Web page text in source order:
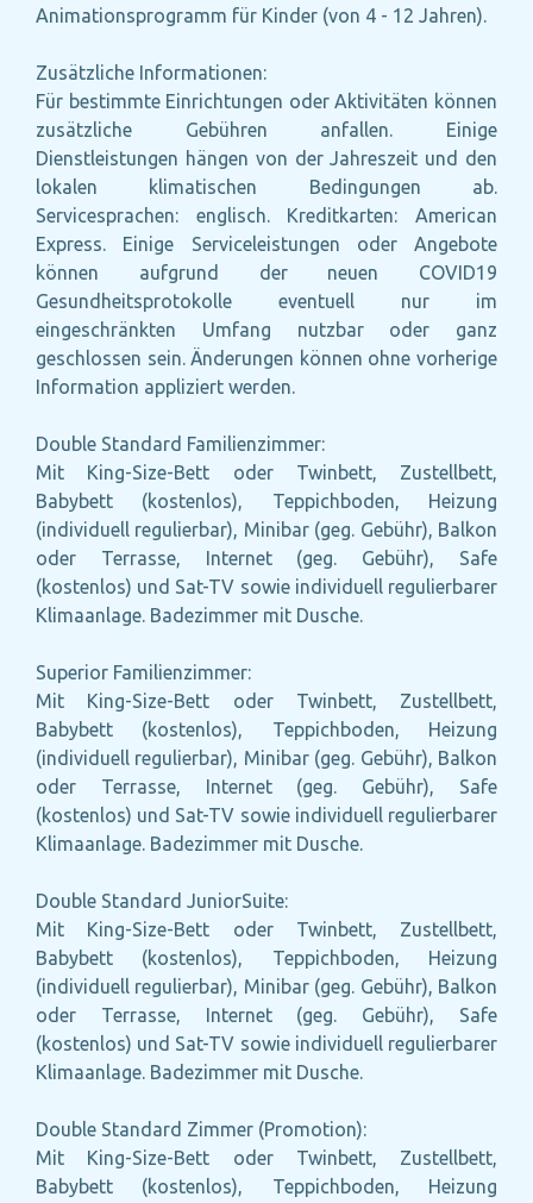
Animationsprogramm für Kinder (von 4 - 12 Jahren).
Zusätzliche Informationen:
Für bestimmte Einrichtungen oder Aktivitäten können
zusätzliche Gebühren anfallen. Einige
Dienstleistungen hängen von der Jahreszeit und den
lokalen klimatischen Bedingungen ab.
Servicesprachen: englisch. Kreditkarten: American
Express. Einige Serviceleistungen oder Angebote
können aufgrund der neuen COVID19
Gesundheitsprotokolle eventuell nur im
eingeschränkten Umfang nutzbar oder ganz
geschlossen sein. Änderungen können ohne vorherige
Information appliziert werden.
Double Standard Familienzimmer:
Mit King-Size-Bett oder Twinbett, Zustellbett,
Babybett (kostenlos), Teppichboden, Heizung
(individuell regulierbar), Minibar (geg. Gebühr), Balkon
oder Terrasse, Internet (geg. Gebühr), Safe
(kostenlos) und Sat-TV sowie individuell regulierbarer
Klimaanlage. Badezimmer mit Dusche.
Superior Familienzimmer:
Mit King-Size-Bett oder Twinbett, Zustellbett,
Babybett (kostenlos), Teppichboden, Heizung
(individuell regulierbar), Minibar (geg. Gebühr), Balkon
oder Terrasse, Internet (geg. Gebühr), Safe
(kostenlos) und Sat-TV sowie individuell regulierbarer
Klimaanlage. Badezimmer mit Dusche.
Double Standard JuniorSuite:
Mit King-Size-Bett oder Twinbett, Zustellbett,
Babybett (kostenlos), Teppichboden, Heizung
(individuell regulierbar), Minibar (geg. Gebühr), Balkon
oder Terrasse, Internet (geg. Gebühr), Safe
(kostenlos) und Sat-TV sowie individuell regulierbarer
Klimaanlage. Badezimmer mit Dusche.
Double Standard Zimmer (Promotion):
Mit King-Size-Bett oder Twinbett, Zustellbett,
Babybett (kostenlos), Teppichboden, Heizung